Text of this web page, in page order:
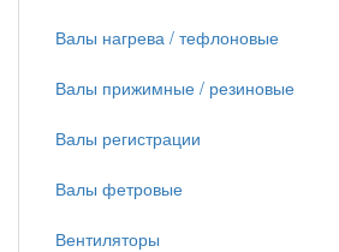
Валы нагрева / тефлоновые
Валы прижимные / резиновые
Валы регистрации
Валы фетровые
Вентиляторы